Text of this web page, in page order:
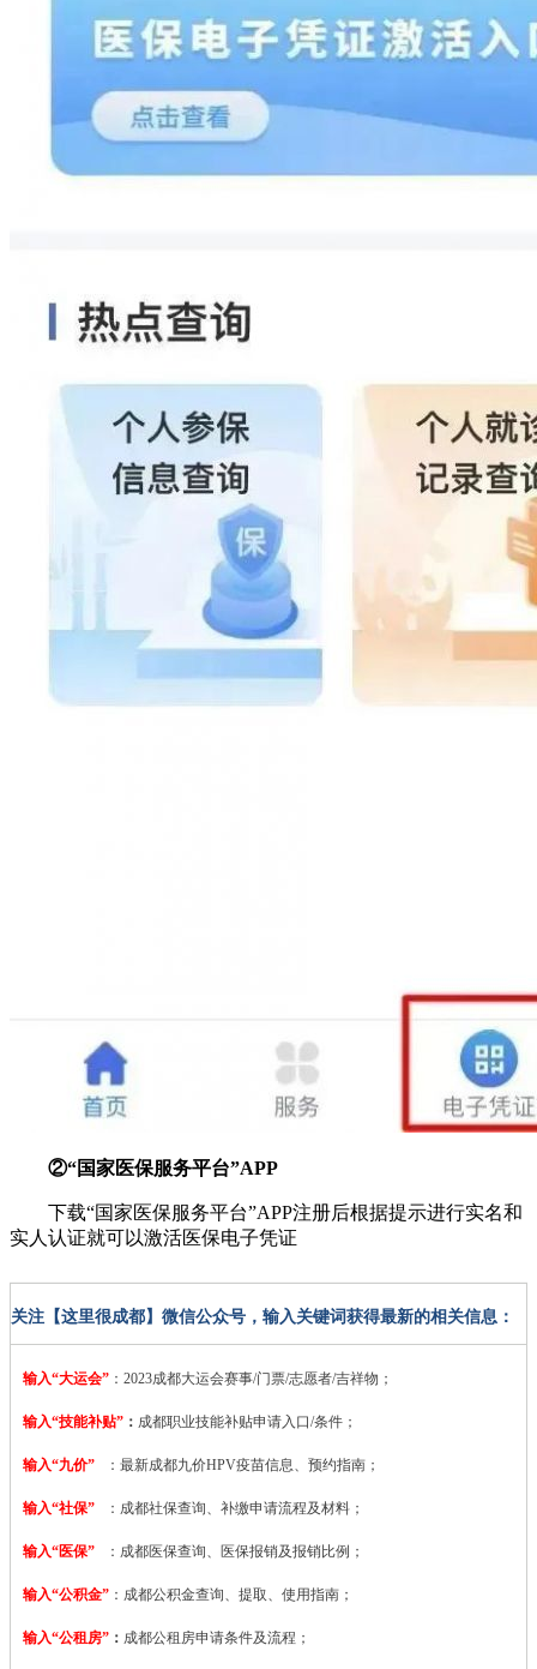
②“国家医保服务平台”APP
下载“国家医保服务平台”APP注册后根据提示进行实名和
实人认证就可以激活医保电子凭证
关注【这里很成都】微信公众号，输入关键词获得最新的相关信息：
输入“大运会” ：2023成都大运会赛事/门票/志愿者/吉祥物；
输入“技能补贴” ： 成都职业技能补贴申请入口/条件；
输入“九价” ：最新成都九价HPV疫苗信息、预约指南；
输入“社保” ：成都社保查询、补缴申请流程及材料；
输入“医保” ：成都医保查询、医保报销及报销比例；
输入“公积金” ：成都公积金查询、提取、使用指南；
输入“公租房” ： 成都公租房申请条件及流程；